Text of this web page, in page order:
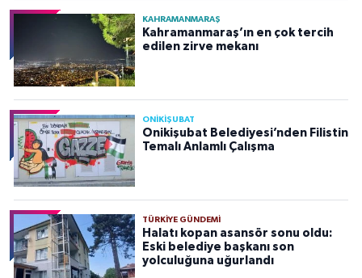
KAHRAMANMARAŞ
Kahramanmaraş’ın en çok tercih
edilen zirve mekanı
ONİKİŞUBAT
Onikişubat Belediyesi’nden Filistin
Temalı Anlamlı Çalışma
TÜRKIYE GÜNDEMI
Halatı kopan asansör sonu oldu:
Eski belediye başkanı son
yolculuğuna uğurlandı